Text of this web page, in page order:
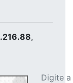
,
Digite